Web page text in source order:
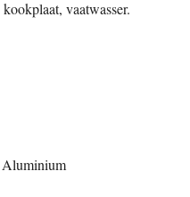
vaatwasser.
Aluminium